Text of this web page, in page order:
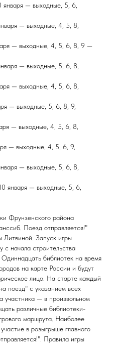
января — выходные, 5, 6,
— выходные, 4, 5, 8,
— выходные, 4, 5, 6, 8, 9 —
— выходные, 5, 6, 8,
— выходные, 4, 5, 6, 8,
— выходные, 5, 6, 8, 9,
— выходные, 4, 5, 6, 8,
— выходные, 4, 5, 6, 9,
— выходные, 5, 6, 8,
января — выходные, 5, 6,
Фрунзенского района
Поезд отправляется!"
Литвиной. Запуск игры
с начала строительства
библиотек на время
на карте России и будут
лицо. На старте каждый
поезд" с указанием всех
участника — в произвольном
различные библиотеки-
маршрута. Наиболее
в розыгрыше главного
Правила игры